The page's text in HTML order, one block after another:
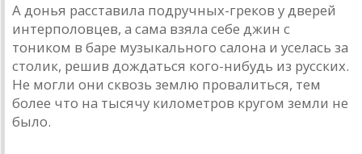
А донья расставила подручных-греков у дверей
интерполовцев, а сама взяла себе джин с
тоником в баре музыкального салона и уселась за
столик, решив дождаться кого-нибудь из русских.
Не могли они сквозь землю провалиться, тем
более что на тысячу километров кругом земли не
было.